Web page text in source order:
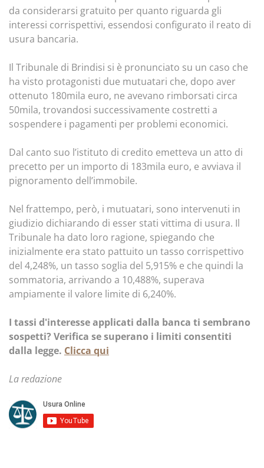
da considerarsi gratuito per quanto riguarda gli
interessi corrispettivi, essendosi configurato il reato di
usura bancaria.
Il Tribunale di Brindisi si è pronunciato su un caso che
ha visto protagonisti due mutuatari che, dopo aver
ottenuto 180mila euro, ne avevano rimborsati circa
50mila, trovandosi successivamente costretti a
sospendere i pagamenti per problemi economici.
Dal canto suo l’istituto di credito emetteva un atto di
precetto per un importo di 183mila euro, e avviava il
pignoramento dell’immobile.
Nel frattempo, però, i mutuatari, sono intervenuti in
giudizio dichiarando di esser stati vittima di usura. Il
Tribunale ha dato loro ragione, spiegando che
inizialmente era stato pattuito un tasso corrispettivo
del 4,248%, un tasso soglia del 5,915% e che quindi la
sommatoria, arrivando a 10,488%, superava
ampiamente il valore limite di 6,240%.
I tassi d'interesse applicati dalla banca ti sembrano
sospetti? Verifica se superano i limiti consentiti
dalla legge. Clicca qui
La redazione